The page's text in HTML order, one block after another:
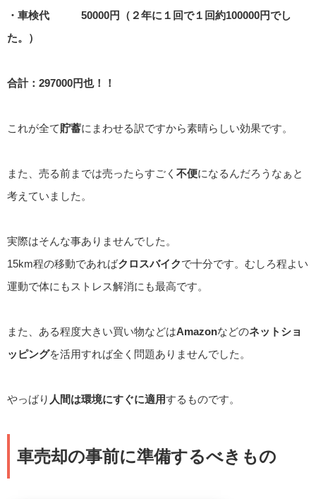
・車検代 50000円（２年に１回で１回約100000円でし
た。）
合計：297000円也！！
これが全て貯蓄にまわせる訳ですから素晴らしい効果です。
また、売る前までは売ったらすごく 不便になるんだろうなぁと
考えていました。
実際はそんな事ありませんでした。
15km程の移動であればクロスバイクで十分です。むしろ程よい
運動で体にもストレス解消にも最高です。
また、ある程度大きい買い物などはAmazonなどのネットショ
ッピングを活用すれば全く問題ありませんでした。
やっばり 人間は環境にすぐに適用するものです。
車売却の事前に準備するべきもの